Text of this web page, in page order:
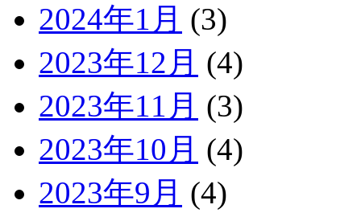
2024年1月 (3)
2023年12月 (4)
2023年11月 (3)
2023年10月 (4)
2023年9月 (4)